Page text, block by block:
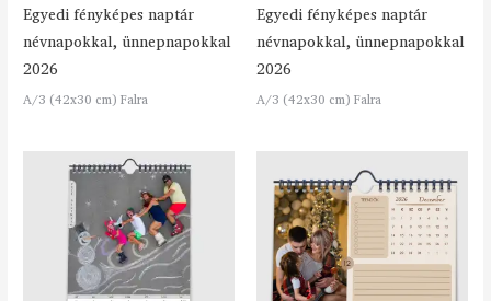
Egyedi fényképes naptár
névnapokkal, ünnepnapokkal
2026
A/3 (42x30 cm) Falra
Egyedi fényképes naptár
névnapokkal, ünnepnapokkal
2026
A/3 (42x30 cm) Falra